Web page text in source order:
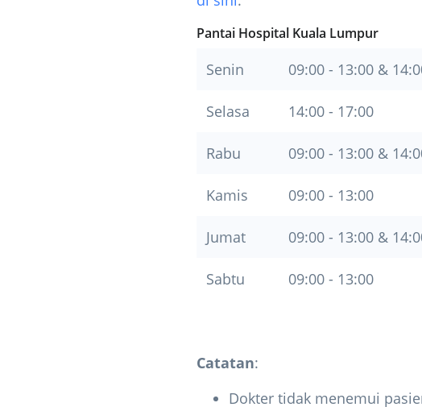
Pantai Hospital Kuala Lumpur
Senin 09:00 - 13:00 &
Selasa 14:00 - 17:00
Rabu 09:00 - 13:00 &
Kamis 09:00 - 13:00
Jumat 09:00 - 13:00 &
Sabtu 09:00 - 13:00
Catatan:
Dokter tidak menemui